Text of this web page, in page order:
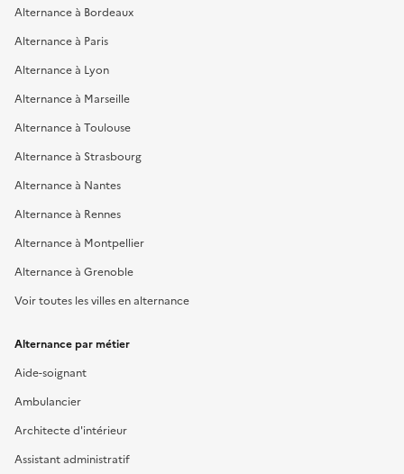
Alternance à Bordeaux
Alternance à Paris
Alternance à Lyon
Alternance à Marseille
Alternance à Toulouse
Alternance à Strasbourg
Alternance à Nantes
Alternance à Rennes
Alternance à Montpellier
Alternance à Grenoble
Voir toutes les villes en alternance
Alternance par métier
Aide-soignant
Ambulancier
Architecte d'intérieur
Assistant administratif